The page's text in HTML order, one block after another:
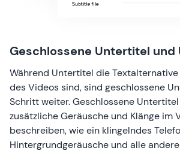
Geschlossene Untertitel
Während Untertitel die
des Videos sind, sind geschlossene
Schritt weiter. Geschlossene
zusätzliche Geräusche und Klänge im
beschreiben, wie ein klingelndes
Hintergrundgeräusche und alle